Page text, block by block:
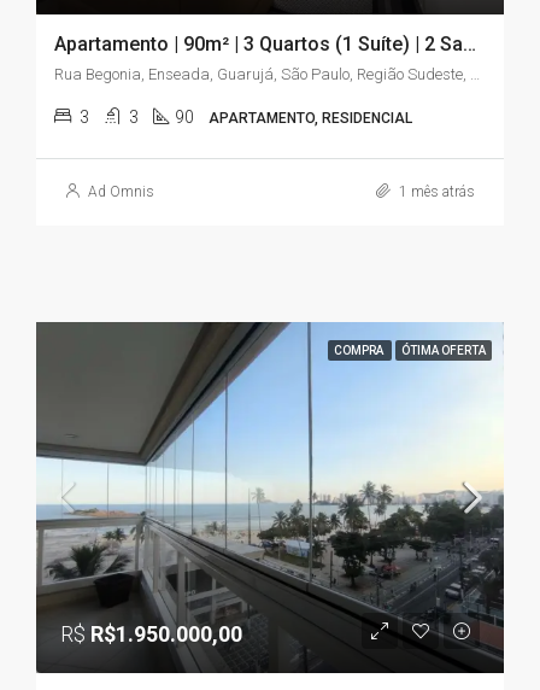
Apartamento | 90m² | 3 Quartos (1 Suíte) | 2 Sacadas | Elevador | Enseada – Guarujá/SP
Rua Begonia, Enseada, Guarujá, São Paulo, Região Sudeste, 11441-225, Brasil
3 3 90 APARTAMENTO, RESIDENCIAL
Ad Omnis 1 mês atrás
COMPRA ÓTIMA OFERTA
R$ R$1.950.000,00